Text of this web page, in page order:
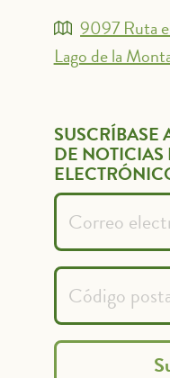
9097 Ruta
Lago de la
SUSCRÍBASE
DE